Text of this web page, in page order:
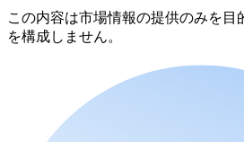
この内容は市場情報の提供のみを目
を構成しません。